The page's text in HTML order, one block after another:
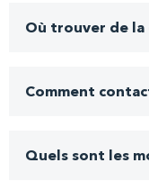
Où trouver de
Comment
Quels sont les